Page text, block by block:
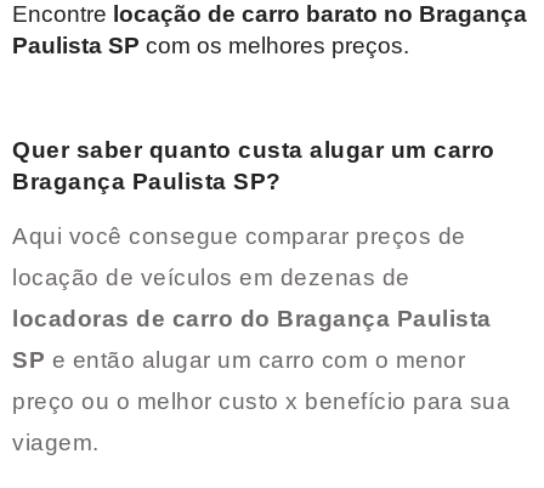
Encontre locação de carro barato no Bragança
Paulista SP com os melhores preços.
Quer saber quanto custa alugar um carro
Bragança Paulista SP?
Aqui você consegue comparar preços de
locação de veículos em dezenas de
locadoras de carro do Bragança Paulista
SP e então alugar um carro com o menor
preço ou o melhor custo x benefício para sua
viagem.